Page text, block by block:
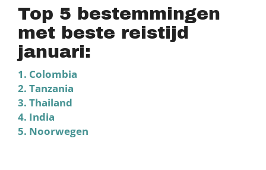
Top 5 bestemmingen
met beste reistijd
januari:
1. Colombia
2. Tanzania
3. Thailand
4. India
5. Noorwegen